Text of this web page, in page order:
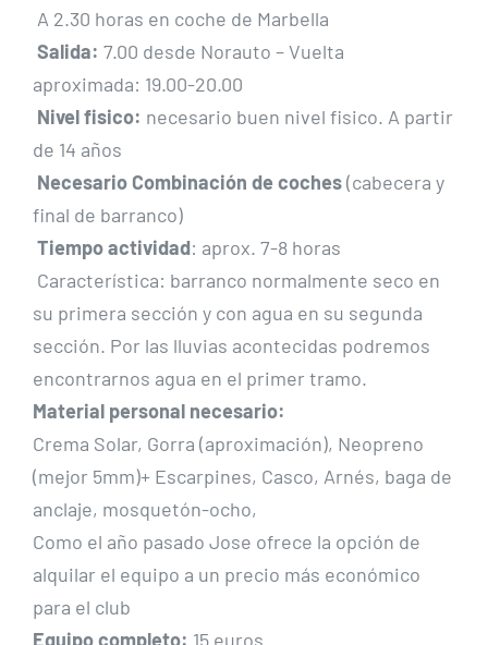
A 2.30 horas en coche de Marbella
Salida: 7.00 desde Norauto – Vuelta
aproximada: 19.00-20.00
Nivel fisico: necesario buen nivel fisico. A partir
de 14 años
Necesario Combinación de coches(cabecera y
final de barranco)
Tiempo actividad: aprox. 7-8 horas
Característica: barranco normalmente seco en
su primera sección y con agua en su segunda
sección. Por las lluvias acontecidas podremos
encontrarnos agua en el primer tramo.
Material personal necesario:
Crema Solar, Gorra (aproximación), Neopreno
(mejor 5mm)+ Escarpines, Casco, Arnés, baga de
anclaje, mosquetón-ocho,
Como el año pasado Jose ofrece la opción de
alquilar el equipo a un precio más económico
para el club
Equipo completo: 15 euros